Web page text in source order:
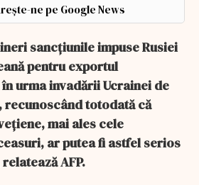
ne pe Google News
sancţiunile impuse Rusiei
pentru exportul
urma invadării Ucrainei de
recunoscând totodată că
mai ales cele
ar putea fi astfel serios
AFP.